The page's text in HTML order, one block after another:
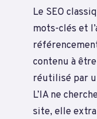
Le SEO
mots-clés et
contenu à
réutilisé par
L’IA ne
site, elle